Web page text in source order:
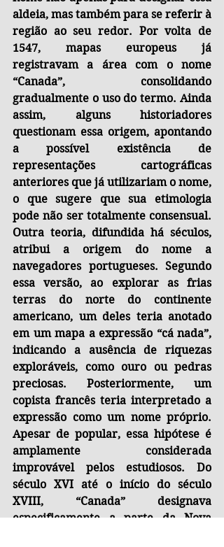
aldeia, mas também para se referir à
região ao seu redor. Por volta de
1547, mapas europeus já
registravam a área com o nome
“Canada”, consolidando
gradualmente o uso do termo. Ainda
assim, alguns historiadores
questionam essa origem, apontando
a possível existência de
representações cartográficas
anteriores que já utilizariam o nome,
o que sugere que sua etimologia
pode não ser totalmente consensual.
Outra teoria, difundida há séculos,
atribui a origem do nome a
navegadores portugueses. Segundo
essa versão, ao explorar as frias
terras do norte do continente
americano, um deles teria anotado
em um mapa a expressão “cá nada”,
indicando a ausência de riquezas
exploráveis, como ouro ou pedras
preciosas. Posteriormente, um
copista francês teria interpretado a
expressão como um nome próprio.
Apesar de popular, essa hipótese é
amplamente considerada
improvável pelos estudiosos. Do
século XVI até o início do século
XVIII, “Canada” designava
especificamente a parte da Nova